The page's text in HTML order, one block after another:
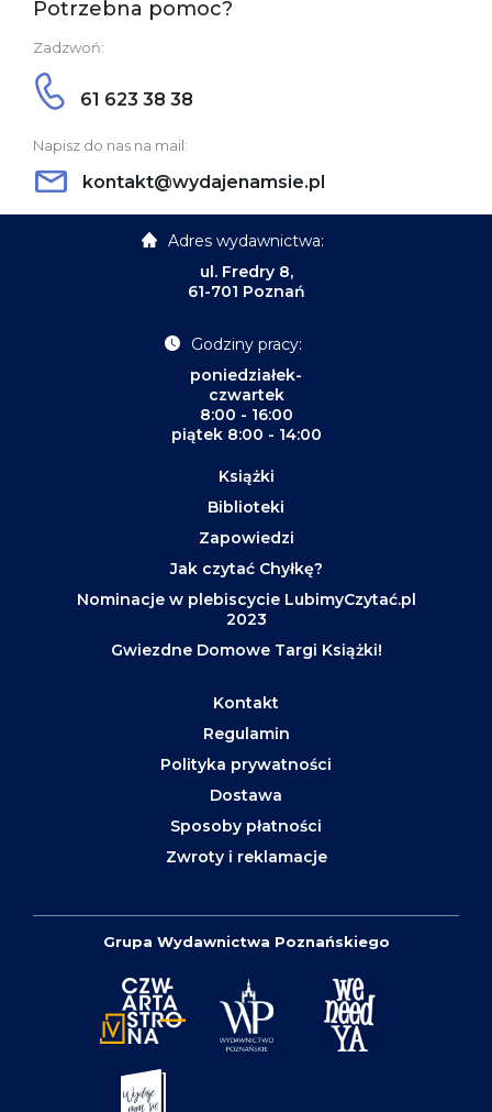
Potrzebna pomoc?
Zadzwoń:
61 623 38 38
Napisz do nas na mail:
kontakt@wydajenamsie.pl
Adres wydawnictwa:
ul. Fredry 8,
61-701 Poznań
Godziny pracy:
poniedziałek-
czwartek
8:00 - 16:00
piątek 8:00 - 14:00
Książki
Biblioteki
Zapowiedzi
Jak czytać Chyłkę?
Nominacje w plebiscycie LubimyCzytać.pl
2023
Gwiezdne Domowe Targi Książki!
Kontakt
Regulamin
Polityka prywatności
Dostawa
Sposoby płatności
Zwroty i reklamacje
Grupa Wydawnictwa Poznańskiego